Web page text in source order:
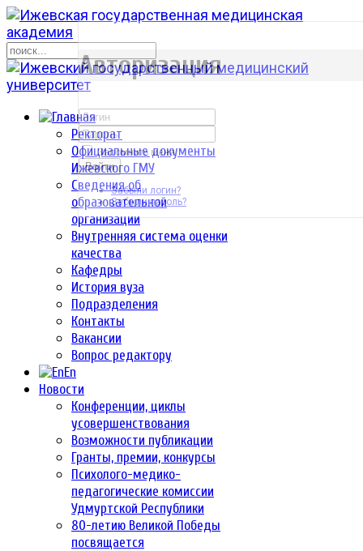
Ректорат
Официальные документы
Ижевского ГМУ
Сведения об
образовательной
организации
Внутренняя система оценки
качества
Кафедры
История вуза
Подразделения
Контакты
Вакансии
Вопрос редактору
En
Новости
Конференции, циклы
усовершенствования
Возможности публикации
Гранты, премии, конкурсы
Психолого-медико-
педагогические комиссии
Удмуртской Республики
80-летию Великой Победы
посвящается
р
Авторизация
Запомнить меня
Войти
Забыли логин?
Забыли пароль?